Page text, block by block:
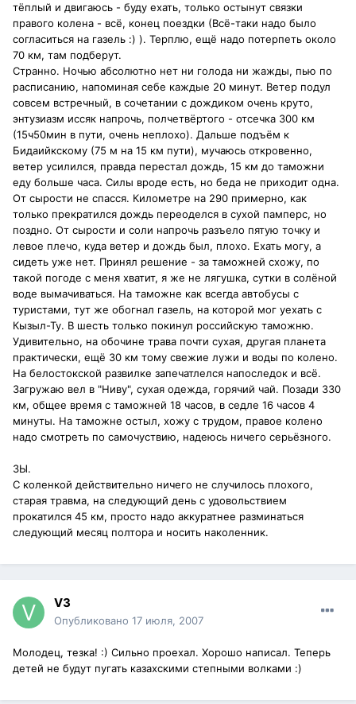
тёплый и двигаюсь - буду ехать, только остынут связки
правого колена - всё, конец поездки (Всё-таки надо было
согласиться на газель :) ). Терплю, ещё надо потерпеть около
70 км, там подберут.
Странно. Ночью абсолютно нет ни голода ни жажды, пью по
расписанию, напоминая себе каждые 20 минут. Ветер подул
совсем встречный, в сочетании с дождиком очень круто,
энтузиазм иссяк напрочь, полчетвёртого - отсечка 300 км
(15ч50мин в пути, очень неплохо). Дальше подъём к
Бидаийкскому (75 м на 15 км пути), мучаюсь откровенно,
ветер усилился, правда перестал дождь, 15 км до таможни
еду больше часа. Силы вроде есть, но беда не приходит одна.
От сырости не спасся. Километре на 290 примерно, как
только прекратился дождь переоделся в сухой памперс, но
поздно. От сырости и соли напрочь разъело пятую точку и
левое плечо, куда ветер и дождь был, плохо. Ехать могу, а
сидеть уже нет. Принял решение - за таможней схожу, по
такой погоде с меня хватит, я же не лягушка, сутки в солёной
воде вымачиваться. На таможне как всегда автобусы с
туристами, тут же обогнал газель, на которой мог уехать с
Кызыл-Ту. В шесть только покинул российскую таможню.
Удивительно, на обочине трава почти сухая, другая планета
практически, ещё 30 км тому свежие лужи и воды по колено.
На белостокской развилке запечатлелся напоследок и всё.
Загружаю вел в "Ниву", сухая одежда, горячий чай. Позади 330
км, общее время с таможней 18 часов, в седле 16 часов 4
минуты. На таможне остыл, хожу с трудом, правое колено
надо смотреть по самочуствию, надеюсь ничего серьёзного.
ЗЫ.
С коленкой действительно ничего не случилось плохого,
старая травма, на следующий день с удовольствием
прокатился 45 км, просто надо аккуратнее разминаться
следующий месяц полтора и носить наколенник.
V3
Опубликовано 17 июля, 2007
Молодец, тезка! :) Сильно проехал. Хорошо написал. Теперь
детей не будут пугать казахскими степными волками :)